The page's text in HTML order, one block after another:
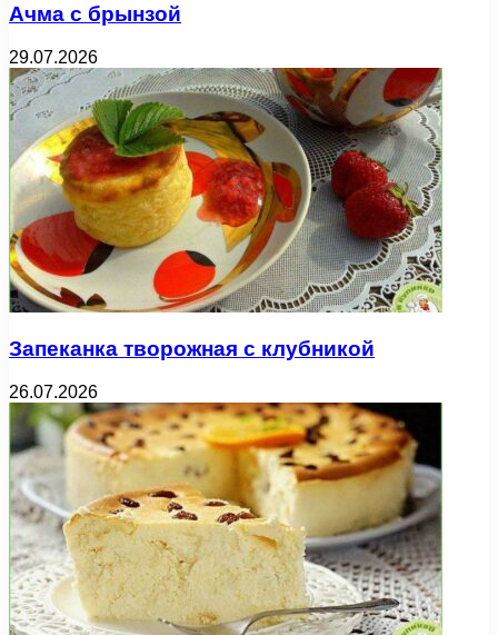
Ачма с брынзой
29.07.2026
Запеканка творожная с клубникой
26.07.2026